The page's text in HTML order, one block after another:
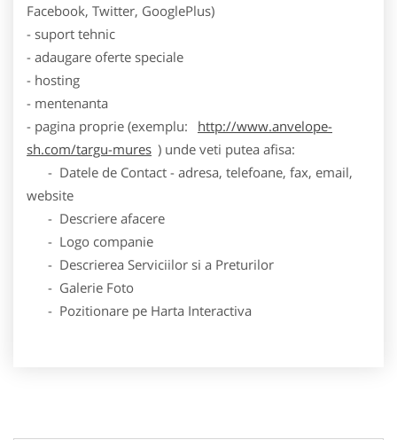
Facebook, Twitter, GooglePlus)
- suport tehnic
- adaugare oferte speciale
- hosting
- mentenanta
- pagina proprie (exemplu:
http://www.anvelope-
sh.com/targu-mures ) unde veti putea afisa:
- Datele de Contact - adresa, telefoane, fax, email,
website
- Descriere afacere
- Logo companie
- Descrierea Serviciilor si a Preturilor
- Galerie Foto
- Pozitionare pe Harta Interactiva